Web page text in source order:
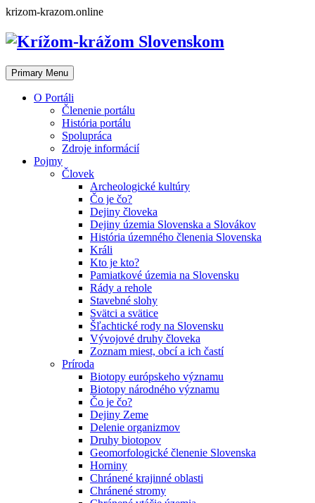
Skip
content
krizom-krazom.online
Primary Menu
O Portáli
Členenie portálu
História portálu
Spolupráca
Zdroje informácií
Pojmy
Človek
Archeologické kultúry
Čo je čo?
Dejiny človeka
Dejiny územia Slovenska a Slovákov
História územného členenia Slovenska
Králi
Kto je kto?
Pamiatkové územia na Slovensku
Rády a rehole
Stavebné slohy
Svätci a svätice
Šľachtické rody na Slovensku
Vývojové druhy človeka
Zoznam miest, obcí a ich častí
Príroda
Biotopy európskeho významu
Biotopy národného významu
Čo je čo?
Dejiny Zeme
Delenie organizmov
Druhy biotopov
Geomorfologické členenie Slovenska
Horniny
Chránené krajinné oblasti
Chránené stromy